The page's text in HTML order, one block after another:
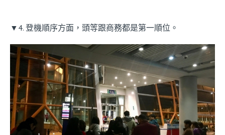
▼4. 登機順序方面，頭等跟商務都是第一順位。